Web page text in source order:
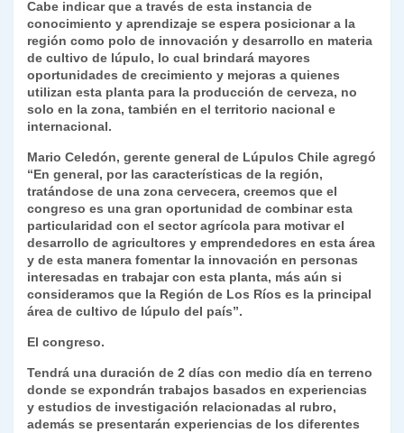
Cabe indicar que a través de esta instancia de
conocimiento y aprendizaje se espera posicionar a la
región como polo de innovación y desarrollo en materia
de cultivo de lúpulo, lo cual brindará mayores
oportunidades de crecimiento y mejoras a quienes
utilizan esta planta para la producción de cerveza, no
solo en la zona, también en el territorio nacional e
internacional.
Mario Celedón, gerente general de Lúpulos Chile agregó
“En general, por las características de la región,
tratándose de una zona cervecera, creemos que el
congreso es una gran oportunidad de combinar esta
particularidad con el sector agrícola para motivar el
desarrollo de agricultores y emprendedores en esta área
y de esta manera fomentar la innovación en personas
interesadas en trabajar con esta planta, más aún si
consideramos que la Región de Los Ríos es la principal
área de cultivo de lúpulo del país”.
El congreso.
Tendrá una duración de 2 días con medio día en terreno
donde se expondrán trabajos basados en experiencias
y estudios de investigación relacionadas al rubro,
además se presentarán experiencias de los diferentes